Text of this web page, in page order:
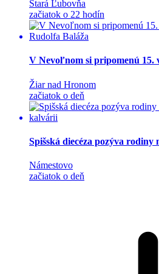
Stará Ľubovňa
začiatok o 22 hodín
V Nevoľnom si pripomenú 15.
Žiar nad Hronom
začiatok o deň
Spišská diecéza pozýva
Námestovo
začiatok o deň